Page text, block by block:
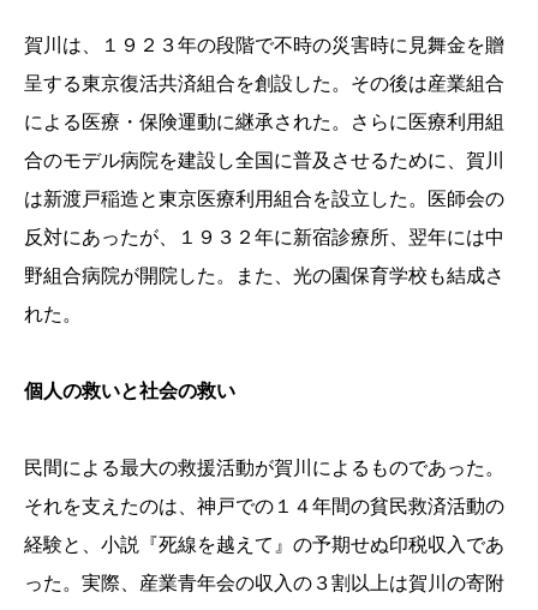
賀川は、１９２３年の段階で不時の災害時に見舞金を贈
呈する東京復活共済組合を創設した。その後は産業組合
による医療・保険運動に継承された。さらに医療利用組
合のモデル病院を建設し全国に普及させるために、賀川
は新渡戸稲造と東京医療利用組合を設立した。医師会の
反対にあったが、１９３２年に新宿診療所、翌年には中
野組合病院が開院した。また、光の園保育学校も結成さ
れた。
個人の救いと社会の救い
民間による最大の救援活動が賀川によるものであった。
それを支えたのは、神戸での１４年間の貧民救済活動の
経験と、小説『死線を越えて』の予期せぬ印税収入であ
った。実際、産業青年会の収入の３割以上は賀川の寄附